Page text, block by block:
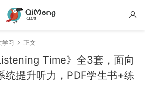
学习 正文
Time》全3套，面向
统提升听力，PDF学生书+练